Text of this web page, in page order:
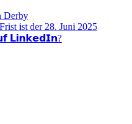
Derby
ist der 28. Juni 2025
𝗟𝗶𝗻𝗸𝗲𝗱𝗜𝗻?